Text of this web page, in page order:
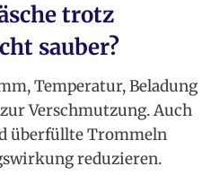
trotz
sauber?
Temperatur, Beladung
Verschmutzung. Auch
überfüllte Trommeln
reduzieren.